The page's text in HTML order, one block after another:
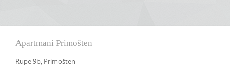
Apartmani Primošten
Rupe 9b, Primošten